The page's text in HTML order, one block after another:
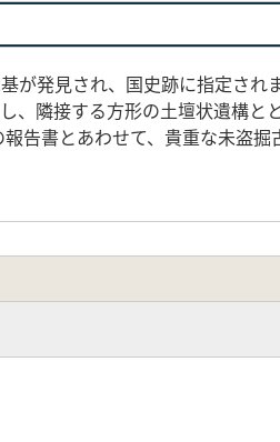
が発見され、国史跡に指定され
、隣接する方形の土壇状遺構と
告書とあわせて、貴重な未盗掘